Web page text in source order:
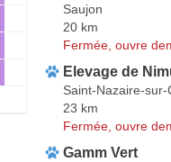
Saujon
20 km
Fermée, ouvre
Elevage de
Saint-Nazaire-sur-
23 km
Fermée, ouvre
Gamm Vert